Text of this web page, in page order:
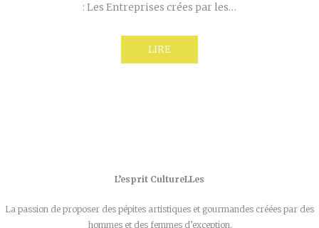
: Les Entreprises crées par les…
LIRE
L’esprit CultureLLes
La passion de proposer des pépites artistiques et gourmandes créées par des
hommes et des femmes d’exception.